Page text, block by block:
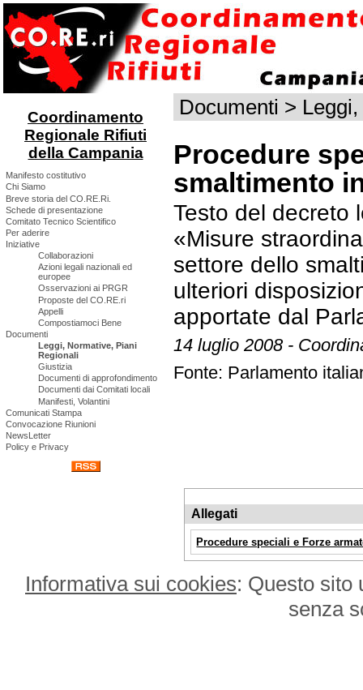
Coordinamento
Regionale Rifiuti
della Campania
Manifesto costitutivo
Chi Siamo
Breve storia del CO.RE.Ri.
Schede di presentazione
Comitato Tecnico Scientifico
Per aderire
Iniziative
Collaborazioni
Azioni legali nazionali ed
europee
Osservazioni ai PRGR
Proposte del CO.RE.ri
Appelli
Compostiamoci Bene
Documenti
Leggi, Normative, Piani
Regionali
Giustizia
Documenti di approfondimento
Documenti dai Comitati locali
Manifesti, Volantini
Comunicati Stampa
Convocazione Riunioni
NewsLetter
Policy e Privacy
Documenti >
Procedure
smaltimento
Testo del decreto
«Misure
settore dello
ulteriori
apportate dal
14 luglio 2008 -
Fonte: Parlamento
Allegati
Procedure speciali e Forze
Informativa sui cookies: Questo sito
senza